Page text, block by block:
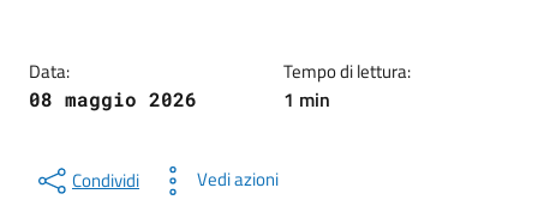
Data:
08 maggio 2026
Tempo di lettura:
1 min
Condividi Vedi azioni